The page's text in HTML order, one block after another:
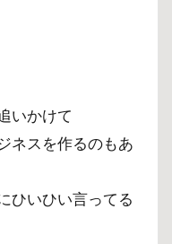
いかけて
ネスを作るのもあ
ひいひい言ってる